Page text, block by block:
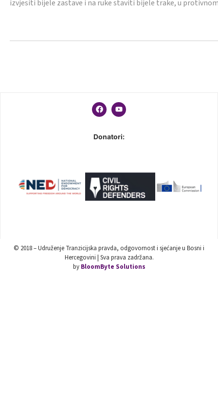
izvjesiti bijele zastave i na ruke staviti bijele trake, u
Donatori:
© 2018 – Udruženje Tranzicijska pravda, odgovornost i sjećanje u Bosni i
Hercegovini | Sva prava zadržana.
by BloomByte Solutions